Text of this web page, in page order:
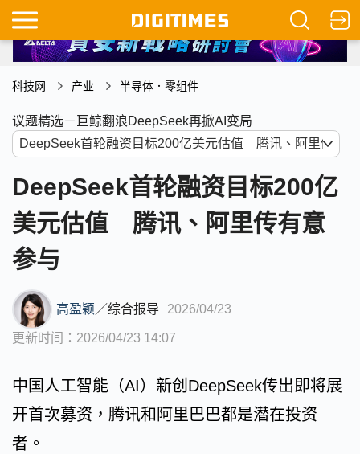
科技网 产业 半导体．零组件
议题精选－巨鲸翻浪DeepSeek再掀AI变局
DeepSeek首轮融资目标200亿
美元估值 腾讯、阿里传有意
参与
高盈颖／综合报导 2026/04/23
更新时间：2026/04/23 14:07
中国人工智能（AI）新创DeepSeek传出即将展
开首次募资，腾讯和阿里巴巴都是潜在投资
者。